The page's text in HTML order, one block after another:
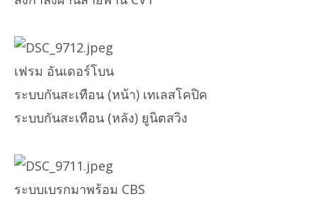
เฟรม อันเดอร์โบน
ระบบกันสะเทือน (หน้า) เทเลสโคปิค
ระบบกันสะเทือน (หลัง) ยูนิตสวิง
ระบบเบรกมาพร้อม CBS